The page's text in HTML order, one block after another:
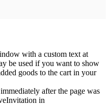
with a custom text at
be used if you want to show
goods to the cart in your
after the page was
in